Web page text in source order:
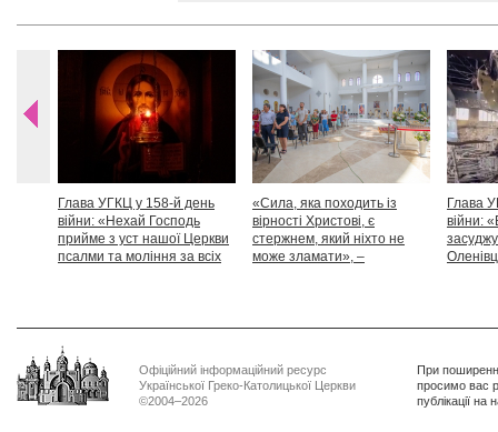
Глава УГКЦ у 158-й день
війни: «Нехай Господь
прийме з уст нашої Церкви
псалми та моління за всіх
«Сила, яка походить із
вірності Христові, є
стержнем, який ніхто не
може зламати», –
Глава
війни:
Офіційний інформаційний ресурс
Української Греко-Католицької Церкви
©2004–2026
При
просимо вас
публікації на